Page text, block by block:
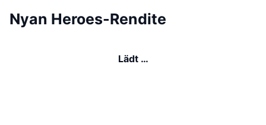
Nyan Heroes-Rendite
Lädt …